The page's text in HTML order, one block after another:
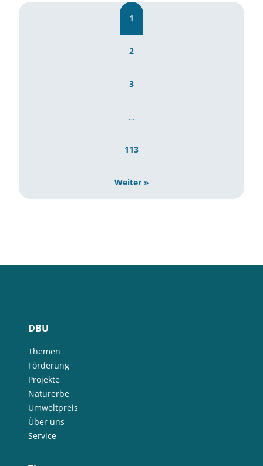
1
2
3
…
113
Weiter »
DBU
Themen
Förderung
Projekte
Naturerbe
Umweltpreis
Über uns
Service